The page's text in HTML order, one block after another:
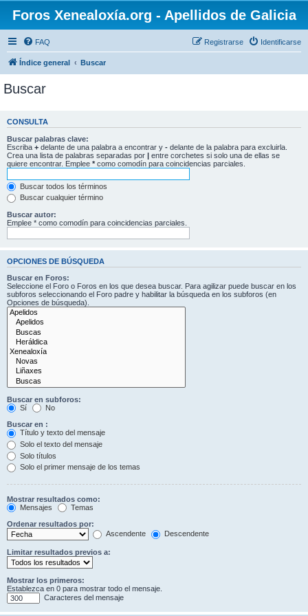
Foros Xenealoxía.org - Apellidos de Galicia
FAQ Identificarse
Registrarse
Índice general Buscar
Buscar
CONSULTA
Buscar palabras clave:
Escriba + delante de una palabra a encontrar y - delante de la palabra para excluirla.
Crea una lista de palabras separadas por | entre corchetes si solo una de ellas se
quiere encontrar. Emplee * como comodín para coincidencias parciales.
Buscar todos los términos
Buscar cualquier término
Buscar autor:
Emplee * como comodín para coincidencias parciales.
OPCIONES DE BÚSQUEDA
Buscar en Foros:
Seleccione el Foro o Foros en los que desea buscar. Para agilizar puede buscar en los
subforos seleccionando el Foro padre y habilitar la búsqueda en los subforos (en
Opciones de búsqueda).
Buscar en subforos:
Sí
No
Buscar en :
Título y texto del mensaje
Solo el texto del mensaje
Solo títulos
Solo el primer mensaje de los temas
Mostrar resultados como:
Mensajes
Temas
Ordenar resultados por:
Ascendente
Descendente
Limitar resultados previos a:
Mostrar los primeros:
Establezca en 0 para mostrar todo el mensaje.
Caracteres del mensaje